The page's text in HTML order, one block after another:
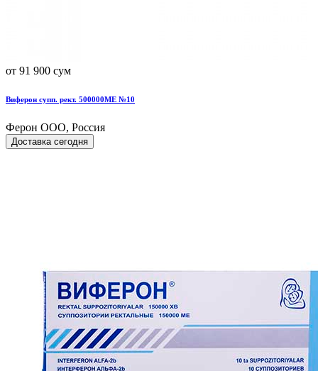
от 91 900 сум
Виферон супп. рект. 500000МЕ №10
Ферон ООО, Россия
Доставка сегодня